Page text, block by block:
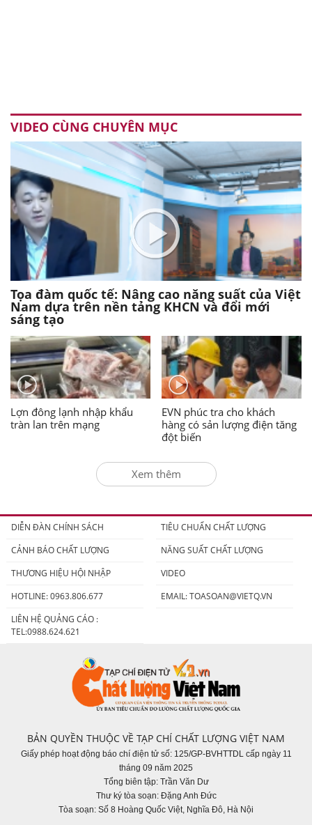
VIDEO CÙNG CHUYÊN MỤC
Tọa đàm quốc tế: Nâng cao năng suất của Việt
Nam dựa trên nền tảng KHCN và đổi mới
sáng tạo
Lợn đông lạnh nhập khẩu
tràn lan trên mạng
EVN phúc tra cho khách
hàng có sản lượng điện tăng
đột biến
Xem thêm
DIỄN ĐÀN CHÍNH SÁCH
TIÊU CHUẨN CHẤT LƯỢNG
CẢNH BÁO CHẤT LƯỢNG
NĂNG SUẤT CHẤT LƯỢNG
THƯƠNG HIỆU HỘI NHẬP
VIDEO
HOTLINE: 0963.806.677
EMAIL:TOASOAN@VIETQ.VN
LIÊN HỆ QUẢNG CÁO :
TEL:0988.624.621
BẢN QUYỀN THUỘC VỀ TẠP CHÍ CHẤT LƯỢNG VIỆT NAM
Giấy phép hoạt động báo chí điện tử số: 125/GP-BVHTTDL cấp ngày 11
tháng 09 năm 2025
Tổng biên tập: Trần Văn Dư
Thư ký tòa soạn: Đặng Anh Đức
Tòa soạn: Số 8 Hoàng Quốc Việt, Nghĩa Đô, Hà Nội